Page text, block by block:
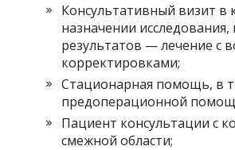
Консультативный визит в
назначении исследования,
результатов — лечение с
корректировками;
Стационарная помощь, в
предоперационной
Пациент консультации с
смежной области;